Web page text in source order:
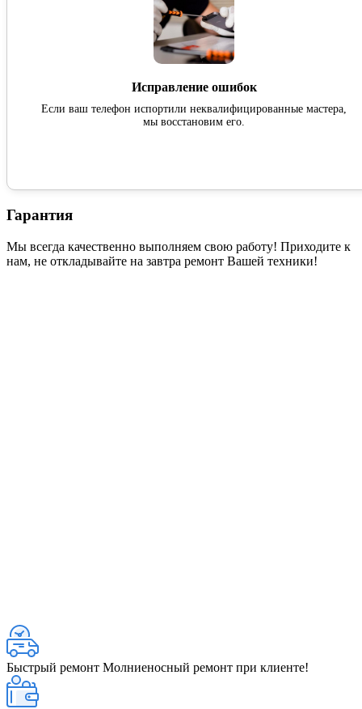
Исправление ошибок
Если ваш телефон испортили неквалифицированные мастера,
мы восстановим его.
Гарантия
Мы всегда качественно выполняем свою работу! Приходите к
нам, не откладывайте на завтра ремонт Вашей техники!
Быстрый ремонт Молниеносный ремонт при клиенте!